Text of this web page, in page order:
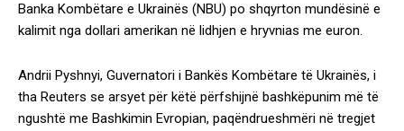
Banka Kombëtare e Ukrainës (NBU) po shqyrton mundësinë e
kalimit nga dollari amerikan në lidhjen e hryvnias me euron.
Andrii Pyshnyi, Guvernatori i Bankës Kombëtare të Ukrainës, i
tha Reuters se arsyet për këtë përfshijnë bashkëpunim më të
ngushtë me Bashkimin Evropian, paqëndrueshmëri në tregjet